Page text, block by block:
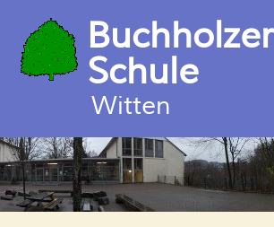
Buchholzer
Schule
Witten